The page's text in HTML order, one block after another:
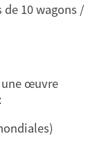
10 wagons /
une œuvre